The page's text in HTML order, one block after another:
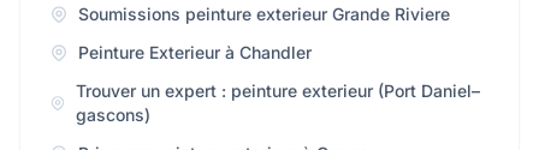
Soumissions peinture exterieur Grande Riviere
Peinture Exterieur à Chandler
Trouver un expert : peinture exterieur (Port Daniel–
gascons)